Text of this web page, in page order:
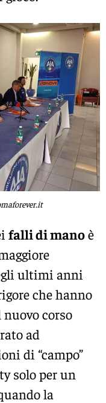
falli di manoè
ultimi anni
che hanno
corso
ad
di “campo”
solo per un
la